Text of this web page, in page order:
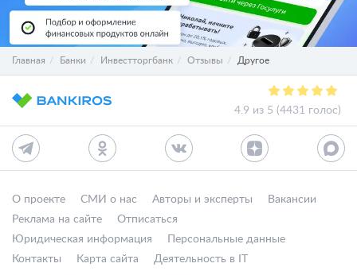
Главная Банки Инвестторгбанк Отзывы Другое
4.9 из 5 (4431 голос)
О проекте СМИ о нас Авторы и эксперты
Вакансии
Реклама на сайте
Отписаться
Юридическая информация
Персональные данные
Контакты
Карта сайта Деятельность в IT